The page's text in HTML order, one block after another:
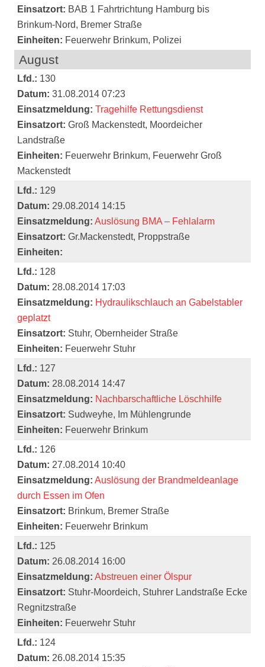
Einsatzort: BAB 1 Fahrtrichtung Hamburg bis
Brinkum-Nord, Bremer Straße
Einheiten: Feuerwehr Brinkum, Polizei
August
Lfd.: 130
Datum: 31.08.2014 07:23
Einsatzmeldung: Tragehilfe Rettungsdienst
Einsatzort: Groß Mackenstedt, Moordeicher
Landstraße
Einheiten: Feuerwehr Brinkum, Feuerwehr Groß
Mackenstedt
Lfd.: 129
Datum: 29.08.2014 14:15
Einsatzmeldung: Auslösung BMA – Fehlalarm
Einsatzort: Gr.Mackenstedt, Proppstraße
Einheiten:
Lfd.: 128
Datum: 28.08.2014 17:03
Einsatzmeldung: Hydraulikschlauch an Gabelstabler
geplatzt
Einsatzort: Stuhr, Obernheider Straße
Einheiten: Feuerwehr Stuhr
Lfd.: 127
Datum: 28.08.2014 14:47
Einsatzmeldung: Nachbarschaftliche Löschhilfe
Einsatzort: Sudweyhe, Im Mühlengrunde
Einheiten: Feuerwehr Brinkum
Lfd.: 126
Datum: 27.08.2014 10:40
Einsatzmeldung: Auslösung der Brandmeldeanlage
durch Essen im Ofen
Einsatzort: Brinkum, Bremer Straße
Einheiten: Feuerwehr Brinkum
Lfd.: 125
Datum: 26.08.2014 16:00
Einsatzmeldung: Abstreuen einer Ölspur
Einsatzort: Stuhr-Moordeich, Stuhrer Landstraße Ecke
Regnitzstraße
Einheiten: Feuerwehr Stuhr
Lfd.: 124
Datum: 26.08.2014 15:35